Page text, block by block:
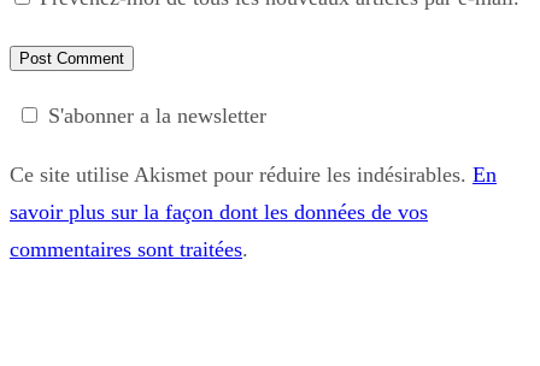
S'abonner a la newsletter
Ce site utilise Akismet pour réduire les indésirables. En
savoir plus sur la façon dont les données de vos
commentaires sont traitées.